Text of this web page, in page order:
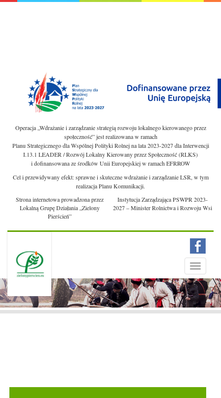
Operacja „Wdrażanie i zarządzanie strategią rozwoju lokalnego kierowanego przez
społeczność” jest realizowana w ramach
Planu Strategicznego dla Wspólnej Polityki Rolnej na lata 2023-2027 dla Interwencji
I.13.1 LEADER / Rozwój Lokalny Kierowany przez Społeczność (RLKS)
i dofinansowana ze środków Unii Europejskiej w ramach EFRROW
Cel i przewidywany efekt: sprawne i skuteczne wdrażanie i zarządzanie LSR, w tym
realizacja Planu Komunikacji.
Strona internetowa prowadzona przez
Lokalną Grupę Działania „Zielony
Pierścień”
Instytucja Zarządzająca PSWPR 2023-
2027 – Minister Rolnictwa i Rozwoju Wsi
Toggle
Menu